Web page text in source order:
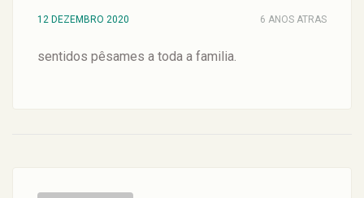
12 DEZEMBRO 2020 6 ANOS ATRAS
sentidos pêsames a toda a familia.